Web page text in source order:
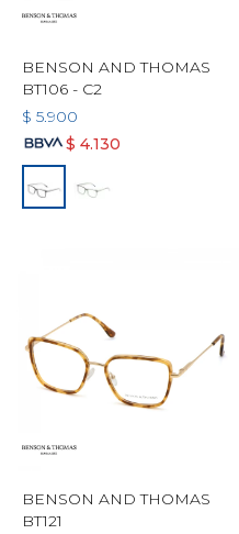
BENSON AND THOMAS
BT106 - C2
$ 5.900
$ 4.130
BENSON AND THOMAS
BT121